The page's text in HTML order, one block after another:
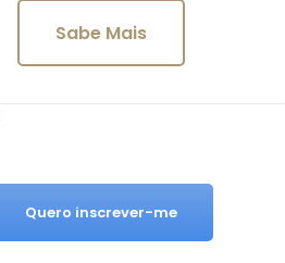
Sabe Mais
Quero inscrever-me